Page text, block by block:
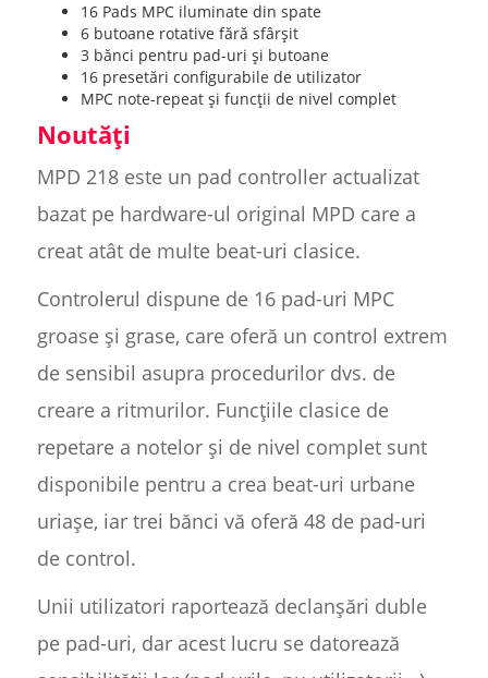
16 Pads MPC iluminate din spate
6 butoane rotative fără sfârșit
3 bănci pentru pad-uri și butoane
16 presetări configurabile de utilizator
MPC note-repeat și funcții de nivel complet
Noutăți
MPD 218 este un pad controller actualizat
bazat pe hardware-ul original MPD care a
creat atât de multe beat-uri clasice.
Controlerul dispune de 16 pad-uri MPC
groase și grase, care oferă un control extrem
de sensibil asupra procedurilor dvs. de
creare a ritmurilor. Funcțiile clasice de
repetare a notelor și de nivel complet sunt
disponibile pentru a crea beat-uri urbane
uriașe, iar trei bănci vă oferă 48 de pad-uri
de control.
Unii utilizatori raportează declanșări duble
pe pad-uri, dar acest lucru se datorează